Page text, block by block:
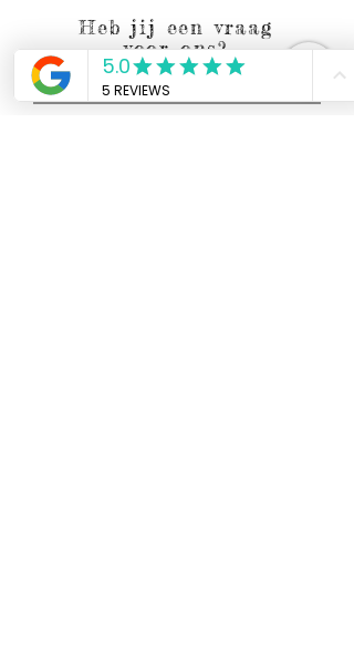
Heb jij een vraag
voor ons?